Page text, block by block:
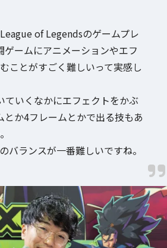
of Legendsのゲームプレ
ゲームにアニメーションやエフ
ことがすごく難しいって実感し
ていくなかにエフェクトをかぶ
とか4フレームとかで出る技もあ
バランスが一番難しいですね。